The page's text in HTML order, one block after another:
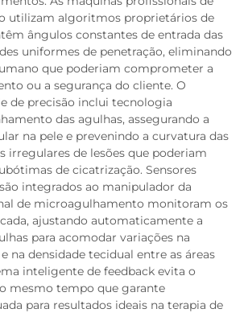
utilizam algoritmos proprietários de
ângulos constantes de entrada das
uniformes de penetração, eliminando
que poderiam comprometer a
ou a segurança do cliente. O
de precisão inclui tecnologia
das agulhas, assegurando a
na pele e prevenindo a curvatura das
irregulares de lesões que poderiam
de cicatrização. Sensores
integrados ao manipulador da
de microagulhamento monitoram os
ajustando automaticamente a
para acomodar variações na
na densidade tecidual entre as áreas
inteligente de feedback evita o
mesmo tempo que garante
para resultados ideais na terapia de